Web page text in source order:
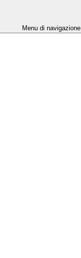
Menu di navigazione